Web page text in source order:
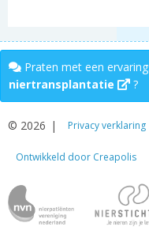
Praten met een
niertransplantatie
?
© 2026 Privacy verklaring
Ontwikkeld door Creapolis